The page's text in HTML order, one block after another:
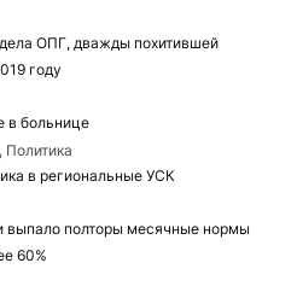
ОПГ, дважды похитившей
году
в больнице
в региональные УСК
выпало полторы месячные нормы
60%